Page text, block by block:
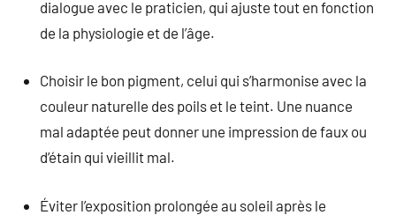
dialogue avec le praticien, qui ajuste tout en fonction
de la physiologie et de l’âge.
Choisir le bon pigment, celui qui s’harmonise avec la
couleur naturelle des poils et le teint. Une nuance
mal adaptée peut donner une impression de faux ou
d’étain qui vieillit mal.
Éviter l’exposition prolongée au soleil après le